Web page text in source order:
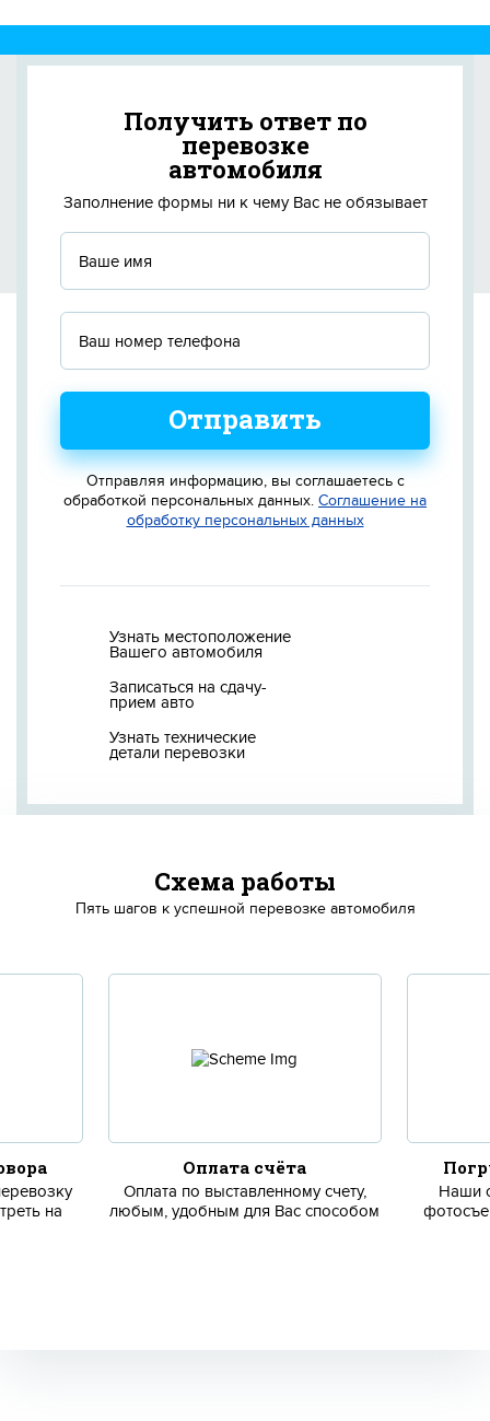
Получить ответ по
перевозке
автомобиля
Заполнение формы ни к чему Вас не обязывает
Отправить
Отправляя информацию, вы соглашаетесь с
обработкой персональных данных. Соглашение на
обработку персональных данных
Узнать местоположение
Вашего автомобиля
Записаться на сдачу-
прием авто
Узнать технические
детали перевозки
Схема работы
Пять шагов к успешной перевозке автомобиля
на
Оплата счёта
Оплата по выставленному счету,
любым, удобным для Вас способом
Наши